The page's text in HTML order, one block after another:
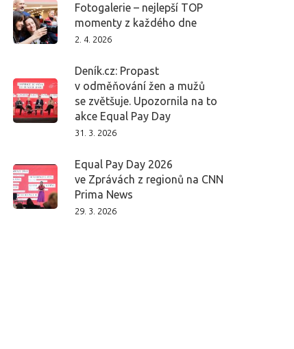
Fotogalerie – nejlepší TOP
momenty z každého dne
2. 4. 2026
Deník.cz: Propast
v odměňování žen a mužů
se zvětšuje. Upozornila na to
akce Equal Pay Day
31. 3. 2026
Equal Pay Day 2026
ve Zprávách z regionů na CNN
Prima News
29. 3. 2026